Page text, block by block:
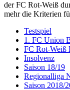
der FC Rot-Weiß
mehr die Kriterien
Testspiel
1. FC Union
FC Rot-Weiß
Insolvenz
Saison 18/19
Regionalliga
Saison 2018/